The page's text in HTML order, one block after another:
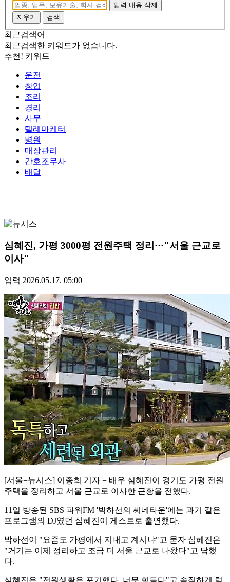
입력 내용 삭제
지우기
검색
최근검색어
최근검색한 키워드가 없습니다.
추천! 키워드
운전
창업
조리
경리
사무
텔레마케터
병원
매장관리
간호조무사
배달
심혜진, 가평 3000평 전원주택 정리···"서울 근교로
이사"
입력 2026.05.17. 05:00
[서울=뉴시스] 이종희 기자 = 배우 심혜진이 경기도 가평 전원
주택을 정리하고 서울 근교로 이사한 근황을 전했다.
11일 방송된 SBS 파워FM '박하선의 씨네타운'에는 과거 같은
프로그램의 DJ였던 심혜진이 게스트로 출연했다.
박하선이 "요즘도 가평에서 지내고 계시냐"고 묻자 심혜진은
"거기는 이제 정리하고 조금 더 서울 근교로 나왔다"고 답했
다.
심혜진은 "전원생활은 포기했다. 너무 힘들다"고 솔직하게 털